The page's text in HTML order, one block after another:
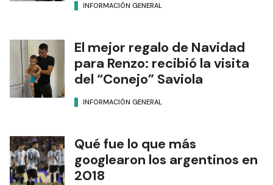
INFORMACIÓN GENERAL
El mejor regalo de Navidad
para Renzo: recibió la visita
del “Conejo” Saviola
INFORMACIÓN GENERAL
Qué fue lo que más
googlearon los argentinos en
2018